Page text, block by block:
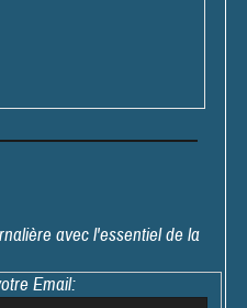
avec l'essentiel de la
Email: